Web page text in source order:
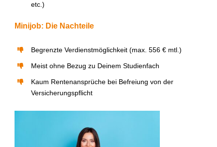
etc.)
Minijob: Die Nachteile
Begrenzte Verdienstmöglichkeit (max. 556 € mtl.)
Meist ohne Bezug zu Deinem Studienfach
Kaum Rentenansprüche bei Befreiung von der
Versicherungspflicht